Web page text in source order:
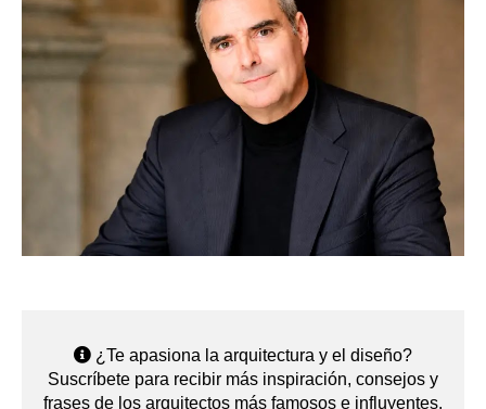
¿Te apasiona la arquitectura y el diseño?
Suscríbete para recibir más inspiración, consejos y
frases de los arquitectos más famosos e influyentes.